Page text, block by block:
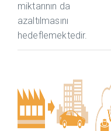
miktarının da
azaltılmasını
hedeflemektedir.